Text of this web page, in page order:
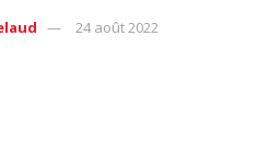
24 août 2022